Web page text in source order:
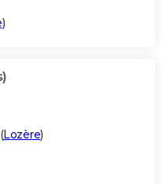
)
(Lozère)